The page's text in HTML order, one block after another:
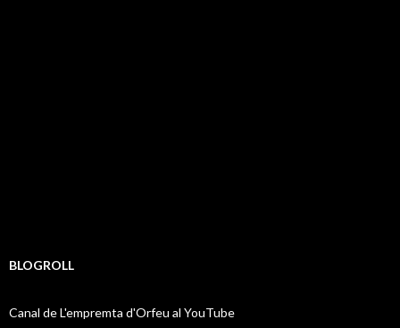
BLOGROLL
Canal de L'empremta d'Orfeu al YouTube